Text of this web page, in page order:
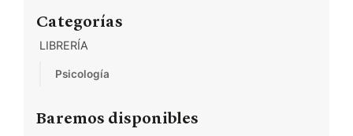
Categorías
LIBRERÍA
Psicología
Baremos disponibles